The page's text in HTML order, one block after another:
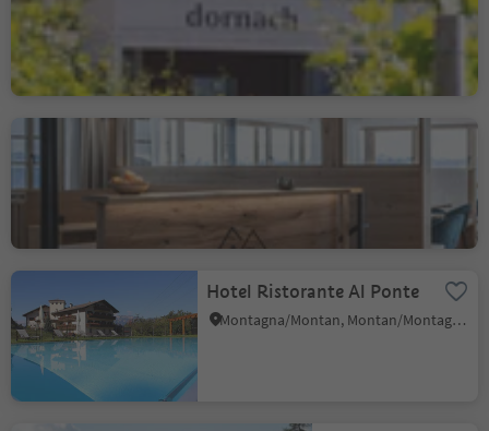
Buschenschank Dornach
Aldein/Aldino
Hotel Ristorante Al Ponte
Montagna/Montan, Montan/Montagna, Alto Adige Wine Road